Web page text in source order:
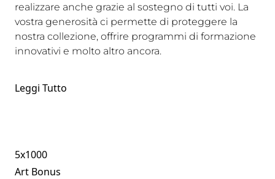
realizzare anche grazie al sostegno di tutti voi. La
vostra generosità ci permette di proteggere la
nostra collezione, offrire programmi di formazione
innovativi e molto altro ancora.
Leggi Tutto
5x1000
Art Bonus